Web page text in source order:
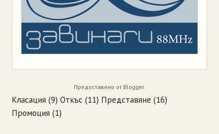
Предоставено от Blogger.
Класация (9) Откъс (11) Представяне (16)
Промоция (1)